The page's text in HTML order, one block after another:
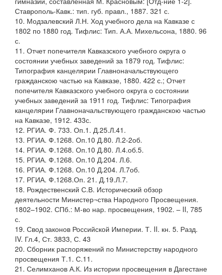
Ставрополь-Кавк.: тип. губ. правл., 1887. 321 с.
10. Модзалевский Л.Н. Ход учебного дела на Кавказе с
1802 по 1880 год. Тифлис: Тип. А.А. Михельсона, 1880. 96
с.
11. Отчет попечителя Кавказского учебного округа о
состоянии учебных заведений за 1879 год. Тифлис:
Типография канцелярии Главноначальствующего
гражданскою частью на Кавказе, 1880. 422 с.; Отчет
попечителя Кавказского учебного округа о состоянии
учебных заведений за 1911 год. Тифлис: Типография
канцелярии Главноначальствующего гражданскою частью
на Кавказе, 1912. 433с.
12. РГИА. Ф. 733. Оп.1. Д.25.Л.41.
13. РГИА. Ф.1268. Оп.10 Д.80. Л.2-2об.
14. РГИА. Ф.1268. Оп.10 Д.80. Л.4.об.5.
15. РГИА. Ф.1268. Оп.10 Д.204. Л.6.
16. РГИА. Ф.1268. Оп.10 Д.204. Л.7об.
17. РГИА. Ф.1268.Оп. 21. Д.19.Л.7.
18. Рождественский С.В. Исторический обзор
деятельности Министер¬ства Народного Просвещения.
1802–1902. СПб.: М-во нар. просвещения, 1902. – II, 785
с.
19. Свод законов Российской Империи. Т. II. кн. 5. Разд.
IV. Гл.4, Ст. 3833, С. 43
20. Сборник распоряжений по Министерству народного
просвещения Т.1. С.11.
21. Селимханов А.К. Из истории просвещения в Дагестане